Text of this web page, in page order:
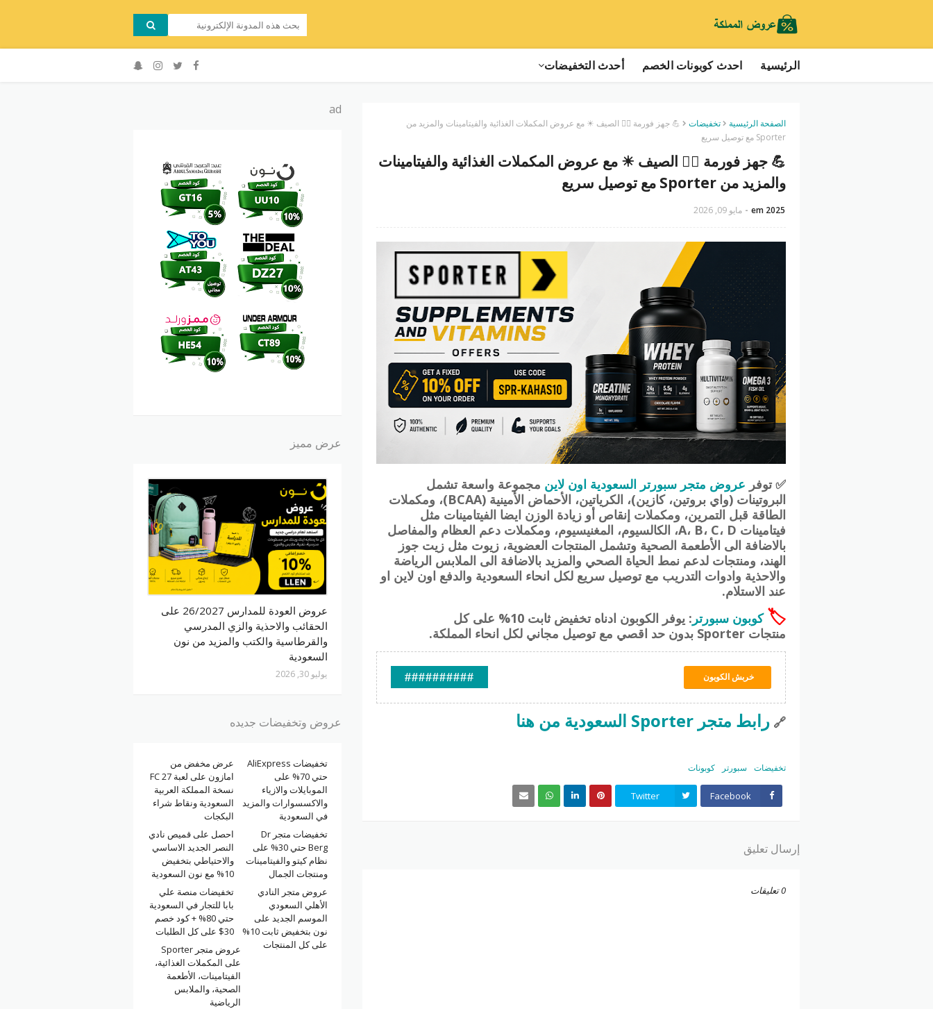
الرئيسية احدث كوبونات الخصم أحدث التخفيضات
الصفحة الرئيسية تخفيضات
💪 جهز فورمة 🏋️‍♂️ الصيف ☀ مع عروض المكملات الغذائية والفيتامينات والمزيد من
Sporter مع توصيل سريع
💪 جهز فورمة 🏋️‍♂️ الصيف ☀ مع عروض المكملات الغذائية والفيتامينات
والمزيد من Sporter مع توصيل سريع
em 2025 مايو 09, 2026
✅ توفر عروض متجر سبورتر السعودية اون لاين مجموعة واسعة تشمل
البروتينات (واي بروتين، كازين)، الكرياتين، الأحماض الأمينية (BCAA)، ومكملات
الطاقة قبل التمرين، ومكملات إنقاص أو زيادة الوزن ايضا الفيتامينات مثل
فيتامينات A، B، C، D، الكالسيوم، المغنيسيوم، ومكملات دعم العظام والمفاصل
بالاضافة الى الأطعمة الصحية وتشمل المنتجات العضوية، زيوت مثل زيت جوز
الهند، ومنتجات لدعم نمط الحياة الصحي والمزيد بالاضافة الى الملابس الرياضة
والاحذية وادوات التدريب مع توصيل سريع لكل انحاء السعودية والدفع اون لاين او
عند الاستلام.
🏷 كوبون سبورتر
: يوفر الكوبون ادناه تخفيض ثابت 10% على كل
منتجات Sporter بدون حد اقصي مع توصيل مجاني لكل انحاء المملكة.
خربش الكوبون ##########
🔗 رابط متجر Sporter السعودية من هنا
تخفيضات سبورتر كوبونات
Facebook
Twitter
إرسال تعليق
0 تعليقات
ad
عرض مميز
عروض العودة للمدارس 26/2027 على
الحقائب والاحذية والزي المدرسي
والقرطاسية والكتب والمزيد من نون
السعودية
يوليو 30, 2026
عروض وتخفيضات جديده
تخفيضات AliExpress
حتي 70% على
الموبايلات والازياء
والاكسسوارات والمزيد
في السعودية
عرض مخفض من
امازون على لعبة FC 27
نسخة المملكة العربية
السعودية ونقاط شراء
البكجات
تخفيضات متجر Dr
Berg حتي 30% على
نظام كيتو والفيتامينات
ومنتجات الجمال
احصل على قميص نادي
النصر الجديد الاساسي
والاحتياطي بتخفيض
10% مع نون السعودية
عروض متجر النادي
الأهلي السعودي
الموسم الجديد على
نون بتخفيض ثابت 10%
على كل المنتجات
تخفيضات منصة علي
بابا للتجار في السعودية
حتي 80% + كود خصم
30$ على كل الطلبات
عروض متجر Sporter
على المكملات الغذائية،
الفيتامينات، الأطعمة
الصحية، والملابس
الرياضية